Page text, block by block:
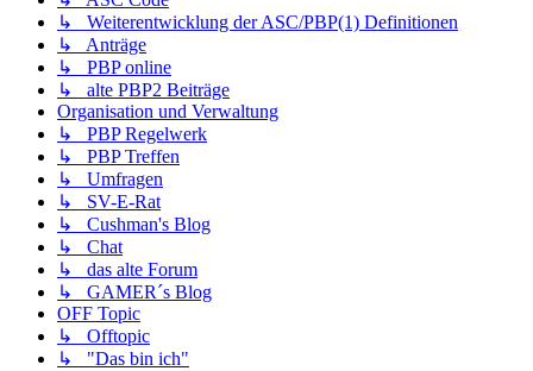
↳ Weiterentwicklung der ASC/PBP(1) Definitionen
↳ Anträge
↳ PBP online
↳ alte PBP2 Beiträge
Organisation und Verwaltung
↳ PBP Regelwerk
↳ PBP Treffen
↳ Umfragen
↳ SV-E-Rat
↳ Cushman's Blog
↳ Chat
↳ das alte Forum
↳ GAMER´s Blog
OFF Topic
↳ Offtopic
↳ "Das bin ich"